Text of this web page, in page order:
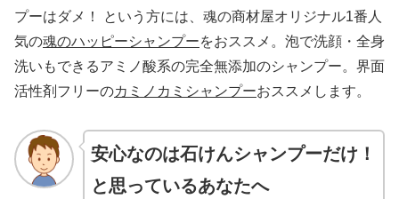
プーはダメ！ という方には、魂の商材屋オリジナル1番人
気の魂のハッピーシャンプーをおススメ。泡で洗顔・全身
洗いもできるアミノ酸系の完全無添加のシャンプー。界面
活性剤フリーのカミノカミシャンプーおススメします。
安心なのは石けんシャンプーだけ！
と思っているあなたへ